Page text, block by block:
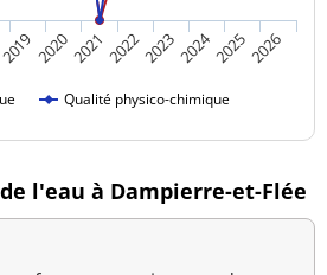
Qualité physico-chimique
20192020202120222023202420252026
l'eau à Dampierre-et-Flée